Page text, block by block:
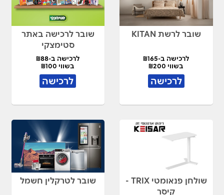
שובר לרשת KITAN
לרכישה ב-₪165
בשווי ₪200
לרכישה
שובר לרכישה באתר
סטימצקי
לרכישה ב-₪88
בשווי ₪100
לרכישה
שולחן פנאומטי TRIX -
קיסר
שובר לטרקלין חשמל